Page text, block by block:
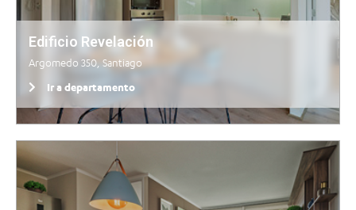
Edificio Revelación
Argomedo 350, Santiago
Ir a departamento